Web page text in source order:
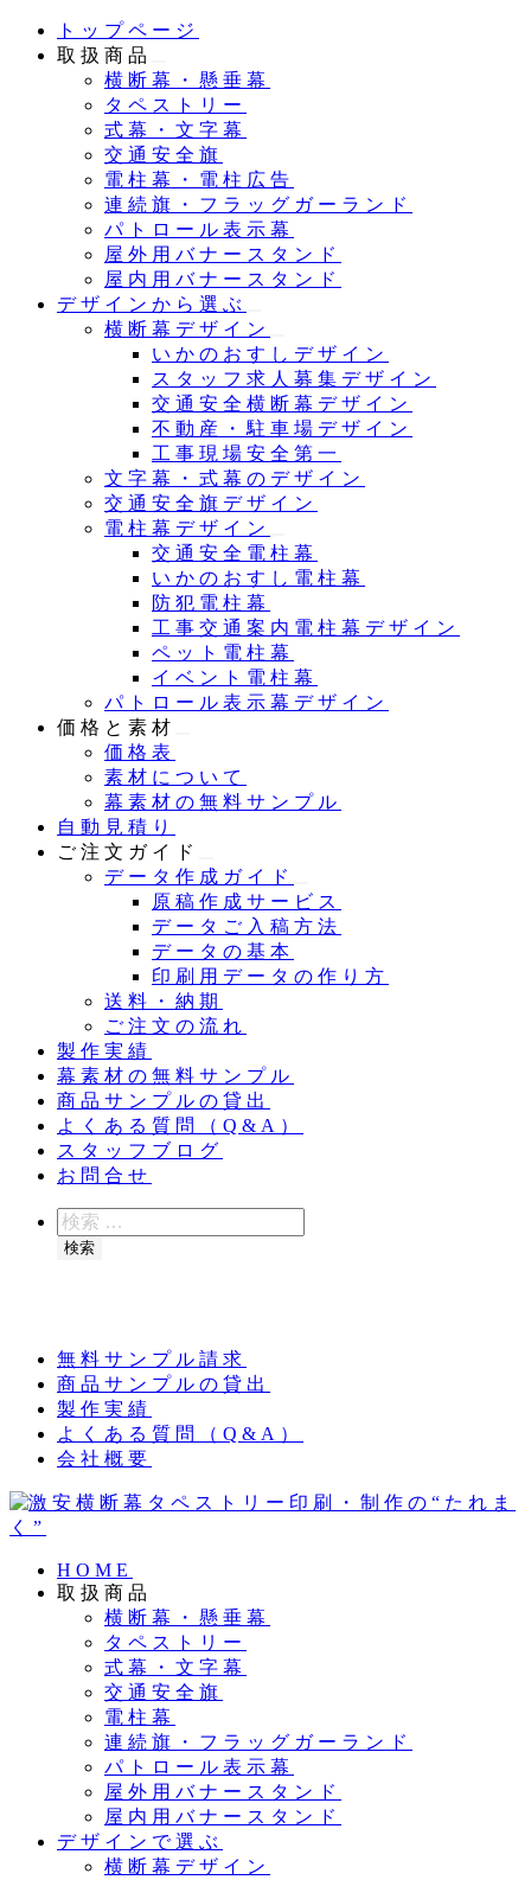
トップページ
取扱商品
横断幕・懸垂幕
タペストリー
式幕・文字幕
交通安全旗
電柱幕・電柱広告
連続旗・フラッグガーランド
パトロール表示幕
屋外用バナースタンド
屋内用バナースタンド
デザインから選ぶ
横断幕デザイン
いかのおすしデザイン
スタッフ求人募集デザイン
交通安全横断幕デザイン
不動産・駐車場デザイン
工事現場安全第一
文字幕・式幕のデザイン
交通安全旗デザイン
電柱幕デザイン
交通安全電柱幕
いかのおすし電柱幕
防犯電柱幕
工事交通案内電柱幕デザイン
ペット電柱幕
イベント電柱幕
パトロール表示幕デザイン
価格と素材
価格表
素材について
幕素材の無料サンプル
自動見積り
ご注文ガイド
データ作成ガイド
原稿作成サービス
データご入稿方法
データの基本
印刷用データの作り方
送料・納期
ご注文の流れ
製作実績
幕素材の無料サンプル
商品サンプルの貸出
よくある質問（Q&A）
スタッフブログ
お問合せ
検
索
検索
無料サンプル請求
商品サンプルの貸出
製作実績
よくある質問（Q&A）
会社概要
HOME
取扱商品
横断幕・懸垂幕
タペストリー
式幕・文字幕
交通安全旗
電柱幕
連続旗・フラッグガーランド
パトロール表示幕
屋外用バナースタンド
屋内用バナースタンド
デザインで選ぶ
横断幕デザイン